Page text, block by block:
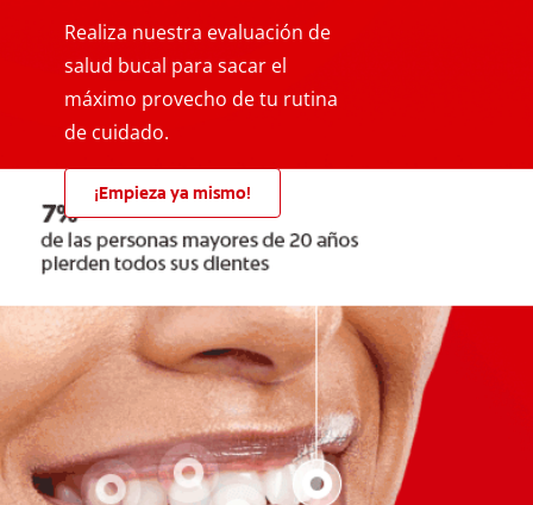
Realiza nuestra evaluación de
salud bucal para sacar el
máximo provecho de tu rutina
de cuidado.
¡Empieza ya mismo!